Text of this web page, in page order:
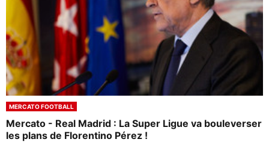
MERCATO FOOTBALL
Mercato - Real Madrid : La Super Ligue va bouleverser
les plans de Florentino Pérez !